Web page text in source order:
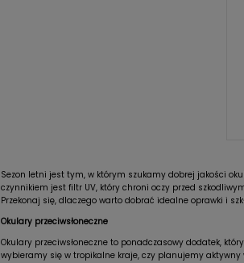
Sezon letni jest tym, w którym szukamy dobrej jakości
czynnikiem jest filtr UV, który chroni oczy przed
Przekonaj się, dlaczego warto dobrać idealne oprawki i
Okulary przeciwsłoneczne
Okulary przeciwsłoneczne to ponadczasowy dodatek,
wybieramy się w tropikalne kraje, czy planujemy